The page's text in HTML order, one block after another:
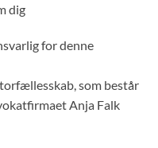
dig
for denne
som består
Anja Falk